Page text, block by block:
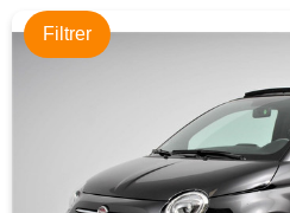
Filtrer